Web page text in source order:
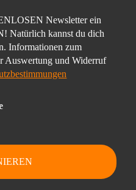
Newsletter ein
Natürlich kannst du dich
Informationen zum
Auswertung und Widerruf